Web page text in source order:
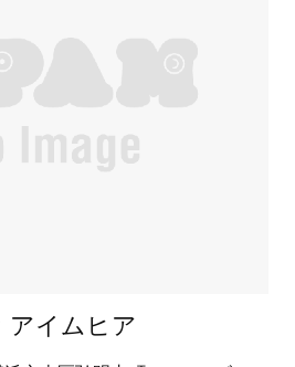
アイムヒア